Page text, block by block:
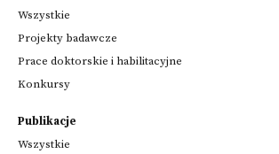
Wyższa
Szkoła
Pedagogiczna.&nbsp;
Przeglądaj
powiązane
Wszystkie
Projekty badawcze
Prace doktorskie i habilitacyjne
Konkursy
Publikacje
Wszystkie